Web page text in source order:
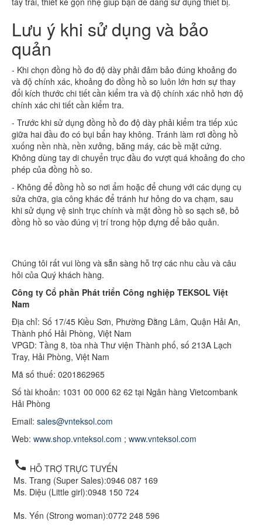
Lưu ý khi sử dụng và bảo
quản
- Khi chọn đồng hồ đo độ dày phải đảm bảo đúng khoảng đo
và độ chính xác, khoảng đo đồng hồ so luôn lớn hơn sự thay
đổi kích thước chi tiết cần kiểm tra và độ chính xác nhỏ hơn độ
chính xác chi tiết cần kiểm tra.
- Trước khi sử dụng đồng hồ đo độ dày phải kiểm tra tiếp xúc
giữa hai đầu đo có bụi bẩn hay không. Tránh làm rơi đồng hồ
xuống nền nhà, nền xưởng, băng máy, các bề mặt cứng.
Không dùng tay di chuyển trục đầu đo vượt quá khoảng đo cho
phép của đồng hồ so.
- Không để đồng hồ so nơi ẩm hoặc để chung với các dụng cụ
sửa chữa, gia công khác để tránh hư hỏng do va chạm, sau
khi sử dụng vệ sinh trục chính và mặt đồng hồ so sạch sẽ, bỏ
đồng hồ so vào đúng vị trí trong hộp đựng để bảo quản.
Chúng tôi rất vui lòng và sẵn sàng hỗ trợ các nhu cầu và câu
hỏi của Quý khách hàng.
Công ty Cổ phần Phát triển Công nghiệp TEKSOL Việt
Nam
Địa chỉ: Số 17/45 Kiều Sơn, Phường Đằng Lâm, Quận Hải An,
Thành phố Hải Phòng, Việt Nam
VPGD: Tầng 8, tòa nhà Thư viện Thành phố, số 213A Lạch
Tray, Hải Phòng, Việt Nam
Mã số thuế: 0201862965
Số tài khoản: 1031 00 000 62 62 tại Ngân hàng Vietcombank
Hải Phòng
Email: sales@vnteksol.com
Web: www.shop.vnteksol.com ; www.vnteksol.com
local_phone HỖ TRỢ TRỰC TUYẾN
Ms. Trang (Super Sales):0946 087 169
Ms. Diệu (Little girl):0948 150 724
Ms. Yến (Strong woman):0772 248 596